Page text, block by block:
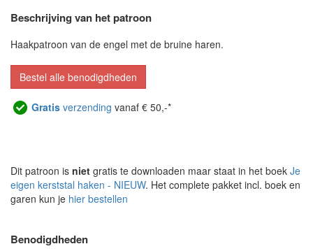
Beschrijving van het patroon
Haakpatroon van de engel met de bruine haren.
Bestel alle benodigdheden
Gratis verzending vanaf € 50,-*
Dit patroon is niet gratis te downloaden maar staat in het boek Je
eigen kerststal haken - NIEUW. Het complete pakket incl. boek en
garen kun je hier bestellen
Benodigdheden